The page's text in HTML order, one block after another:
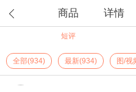
商品 详情
短评
全部(934) 最新(934) 图/视